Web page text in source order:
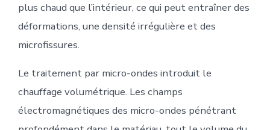
plus chaud que l’intérieur, ce qui peut entraîner des
déformations, une densité irrégulière et des
microfissures.
Le traitement par micro-ondes introduit le
chauffage volumétrique. Les champs
électromagnétiques des micro-ondes pénétrant